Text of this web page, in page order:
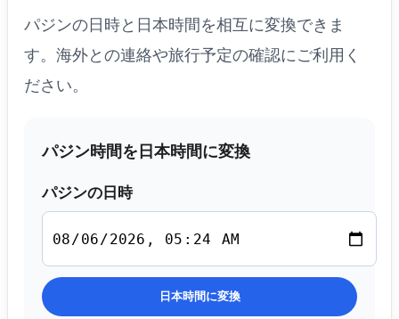
パジンの日時と日本時間を相互に変換できま
す。海外との連絡や旅行予定の確認にご利用く
ださい。
パジン時間を日本時間に変換
パジンの日時
日本時間に変換